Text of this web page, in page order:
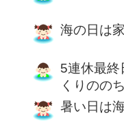
海の日は
5連休最終
くりのの
暑い日は